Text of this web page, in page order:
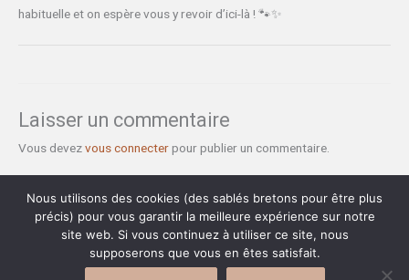
habituelle et on espère vous y revoir d’ici-là ! 🐾✨
Laisser un commentaire
Vous devezvous connecterpour publier un commentaire.
Nous utilisons des cookies (des sablés bretons pour être plus
précis) pour vous garantir la meilleure expérience sur notre
site web. Si vous continuez à utiliser ce site, nous
supposerons que vous en êtes satisfait.